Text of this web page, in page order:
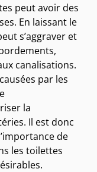
peut avoir des
En laissant le
s’aggraver et
canalisations.
par les
la
Il est donc
de
les toilettes